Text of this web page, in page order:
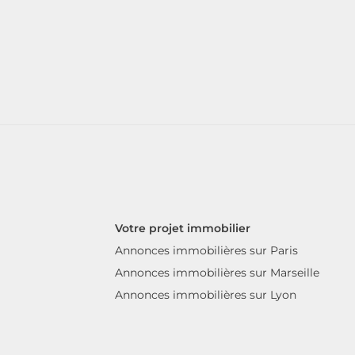
Votre projet immobilier
Annonces immobilières sur Paris
Annonces immobilières sur Marseille
Annonces immobilières sur Lyon